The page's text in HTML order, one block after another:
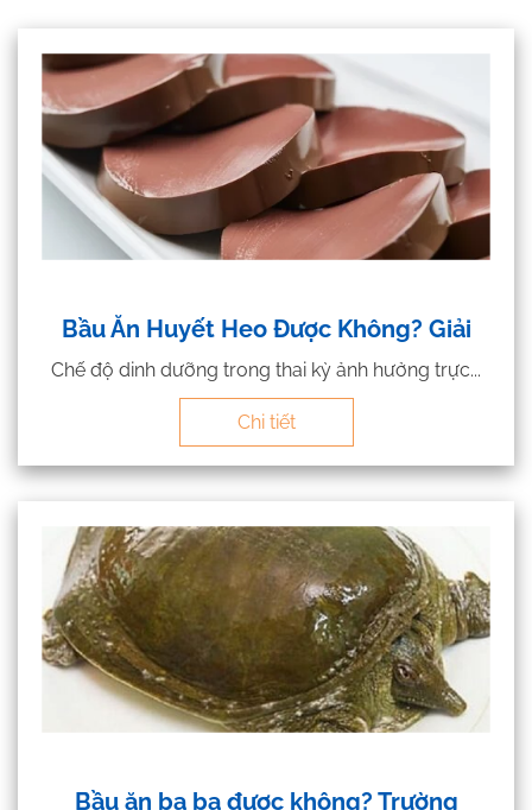
Bầu Ăn Huyết Heo Được Không? Giải
Chế độ dinh dưỡng trong thai kỳ ảnh hưởng trực...
Chi tiết
Bầu ăn ba ba được không? Trường